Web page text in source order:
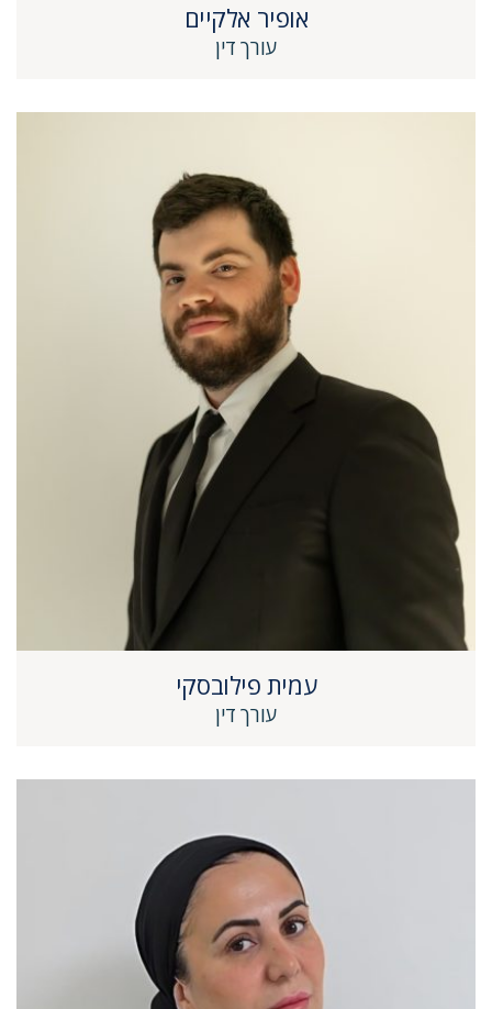
אופיר אלקיים
עורך דין
עמית פילובסקי
עורך דין